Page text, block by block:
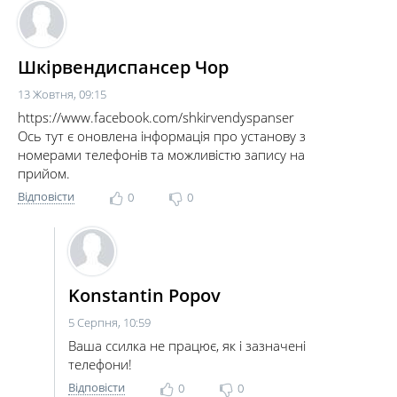
Шкірвендиспансер Чор
13 Жовтня, 09:15
https://www.facebook.com/shkirvendyspanser
Ось тут є оновлена інформація про установу з
номерами телефонів та можливістю запису на
прийом.
Відповісти 0 0
Konstantin Popov
5 Серпня, 10:59
Ваша ссилка не працює, як і зазначені
телефони!
Відповісти 0 0